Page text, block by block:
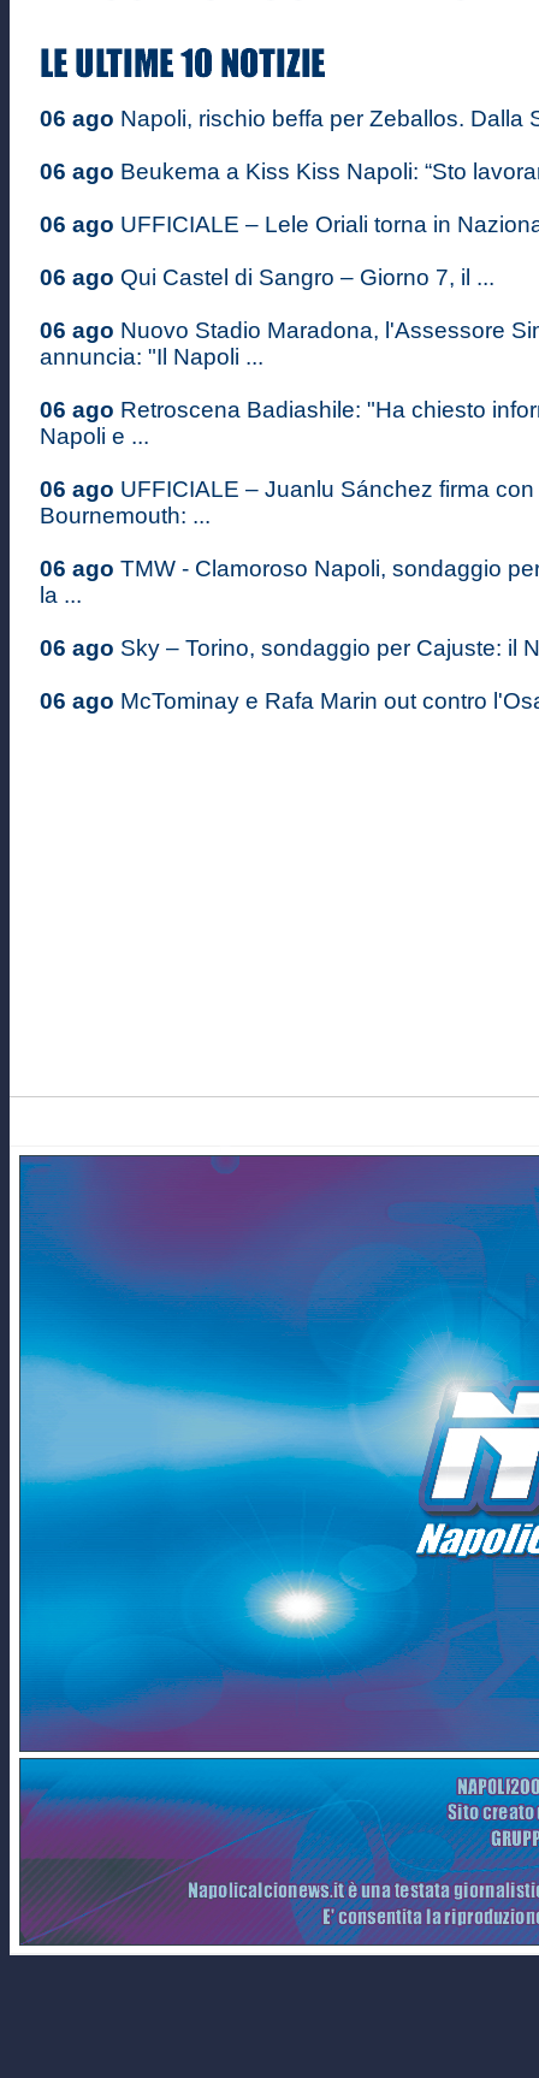
06 ago Napoli, rischio beffa per Zeballos. Dalla
06 ago Beukema a Kiss Kiss Napoli: “Sto
06 ago UFFICIALE – Lele Oriali torna in
06 ago Qui Castel di Sangro – Giorno 7, il ...
06 ago Nuovo Stadio Maradona, l'Assessore
annuncia: "Il Napoli ...
06 ago Retroscena Badiashile: "Ha chiesto
Napoli e ...
06 ago UFFICIALE – Juanlu Sánchez firma con
Bournemouth: ...
06 ago TMW - Clamoroso Napoli, sondaggio
la ...
06 ago Sky – Torino, sondaggio per Cajuste: il
06 ago McTominay e Rafa Marin out contro